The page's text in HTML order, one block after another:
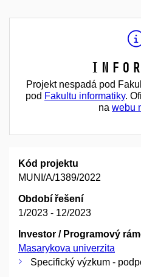
Projekt nespadá pod
pod Fakultu informatiky.
na webu
Kód projektu
MUNI/A/1389/2022
Období řešení
1/2023 - 12/2023
Investor / Programový
Masarykova univerzita
Specifický výzkum -